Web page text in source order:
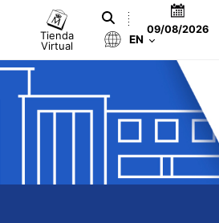
Tienda
Virtual
09/08/2026
EN